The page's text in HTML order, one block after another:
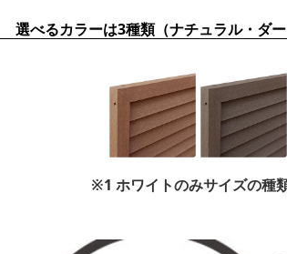
選べるカラーは3種類（ナチュラル・ダ
※1 ホワイトのみサイズの種